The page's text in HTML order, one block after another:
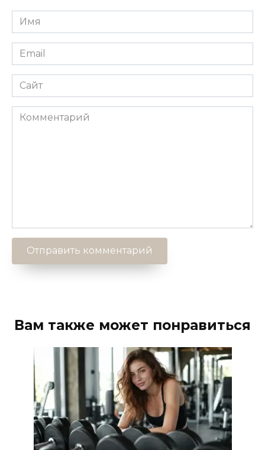
Имя
*
Email
*
Сайт
Комментарий
Вам также может понравиться